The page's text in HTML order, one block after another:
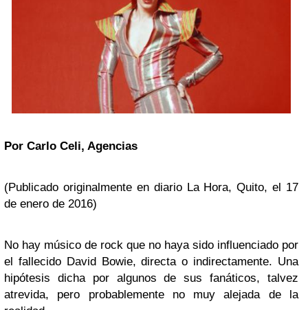
Por Carlo Celi, Agencias
(Publicado originalmente en diario La Hora, Quito, el 17
de enero de 2016)
No hay músico de rock que no haya sido influenciado por
el fallecido David Bowie, directa o indirectamente. Una
hipótesis dicha por algunos de sus fanáticos, talvez
atrevida, pero probablemente no muy alejada de la